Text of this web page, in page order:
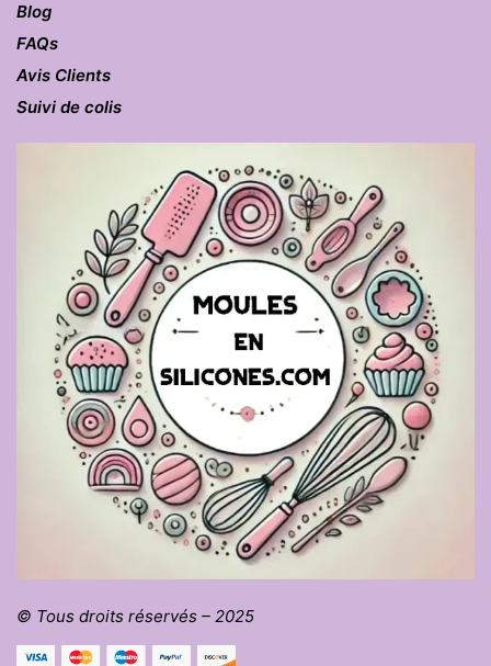
Blog
FAQs
Avis Clients
Suivi de colis
© Tous droits réservés – 2025